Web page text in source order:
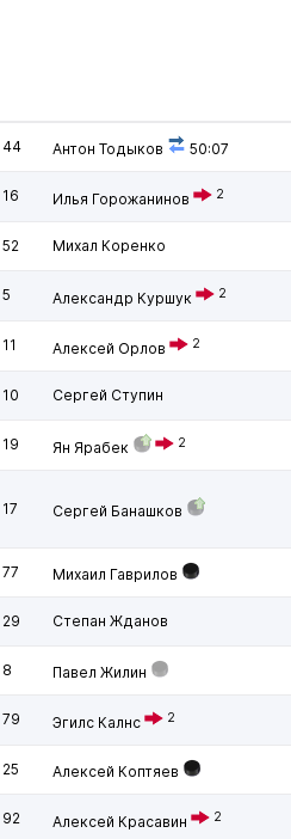
44 Антон Тодыков 50:07
16 Илья Горожанинов 2
52 Михал Коренко
5 Александр Куршук 2
11 Алексей Орлов 2
10 Сергей Ступин
19 Ян Ярабек 2
17 Сергей Банашков
77 Михаил Гаврилов
29 Степан Жданов
8 Павел Жилин
79 Эгилс Калнс 2
25 Алексей Коптяев
92 Алексей Красавин 2